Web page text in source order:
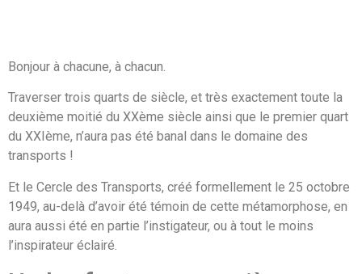
Bonjour à chacune, à chacun.
Traverser trois quarts de siècle, et très exactement toute la
deuxième moitié du XXème siècle ainsi que le premier quart
du XXIème, n’aura pas été banal dans le domaine des
transports !
Et le Cercle des Transports, créé formellement le 25 octobre
1949, au-delà d’avoir été témoin de cette métamorphose, en
aura aussi été en partie l’instigateur, ou à tout le moins
l’inspirateur éclairé.